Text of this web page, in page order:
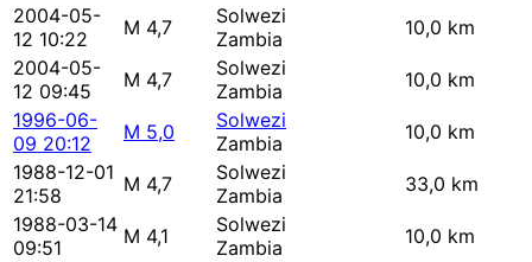
2004-05-
12 10:22
M 4,7
Solwezi
Zambia
10,0 km
2004-05-
12 09:45
M 4,7
Solwezi
Zambia
10,0 km
1996-06-
09 20:12
M 5,0
Solwezi
Zambia
10,0 km
1988-12-01
21:58
M 4,7
Solwezi
Zambia
33,0 km
1988-03-14
09:51
M 4,1
Solwezi
Zambia
10,0 km